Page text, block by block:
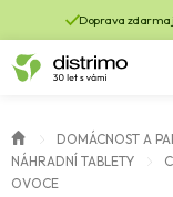
Doprava zdarma
DOMÁCNOST A
NÁHRADNÍ TABLETY
OVOCE